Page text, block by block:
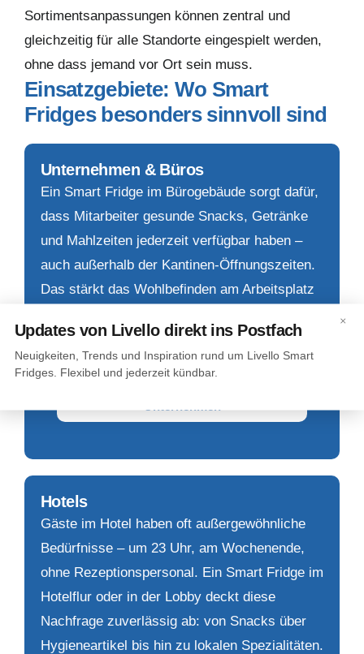
Sortimentsanpassungen können zentral und
gleichzeitig für alle Standorte eingespielt werden,
ohne dass jemand vor Ort sein muss.
Einsatzgebiete: Wo Smart
Fridges besonders sinnvoll sind
Unternehmen & Büros
Ein Smart Fridge im Bürogebäude sorgt dafür,
dass Mitarbeiter gesunde Snacks, Getränke
und Mahlzeiten jederzeit verfügbar haben –
auch außerhalb der Kantinen-Öffnungszeiten.
Das stärkt das Wohlbefinden am Arbeitsplatz
der Mitarbeitergewinnung sein.
Hotels
Gäste im Hotel haben oft außergewöhnliche
Bedürfnisse – um 23 Uhr, am Wochenende,
ohne Rezeptionspersonal. Ein Smart Fridge im
Hotelflur oder in der Lobby deckt diese
Nachfrage zuverlässig ab: von Snacks über
Hygieneartikel bis hin zu lokalen Spezialitäten.
×
Updates von Livello direkt ins Postfach
Neuigkeiten, Trends und Inspiration rund um Livello Smart
Fridges. Flexibel und jederzeit kündbar.